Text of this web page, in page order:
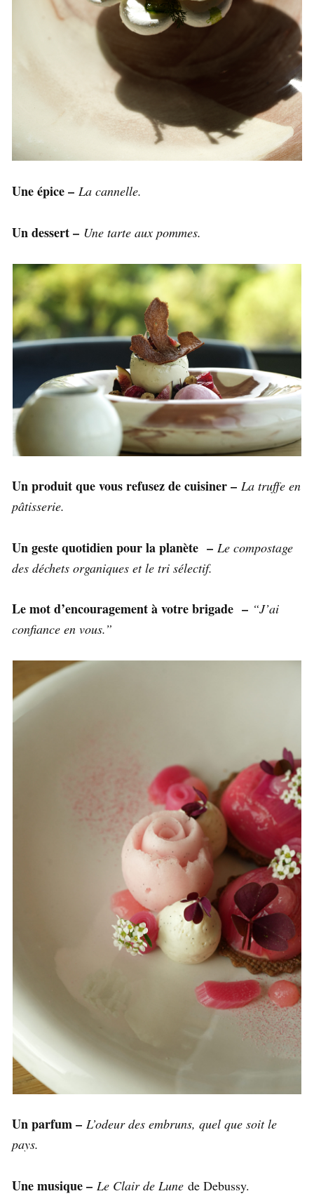
Une épice – La cannelle.
Un dessert – Une tarte aux pommes.
Un produit que vous refusez de cuisiner – La truffe en
pâtisserie.
Un geste quotidien pour la planète – Le compostage
des déchets organiques et le tri sélectif.
Le mot d’encouragement à votre brigade – “J’ai
confiance en vous.”
Un parfum – L’odeur des embruns, quel que soit le
pays.
Une musique – Le Clair de Lune de Debussy.